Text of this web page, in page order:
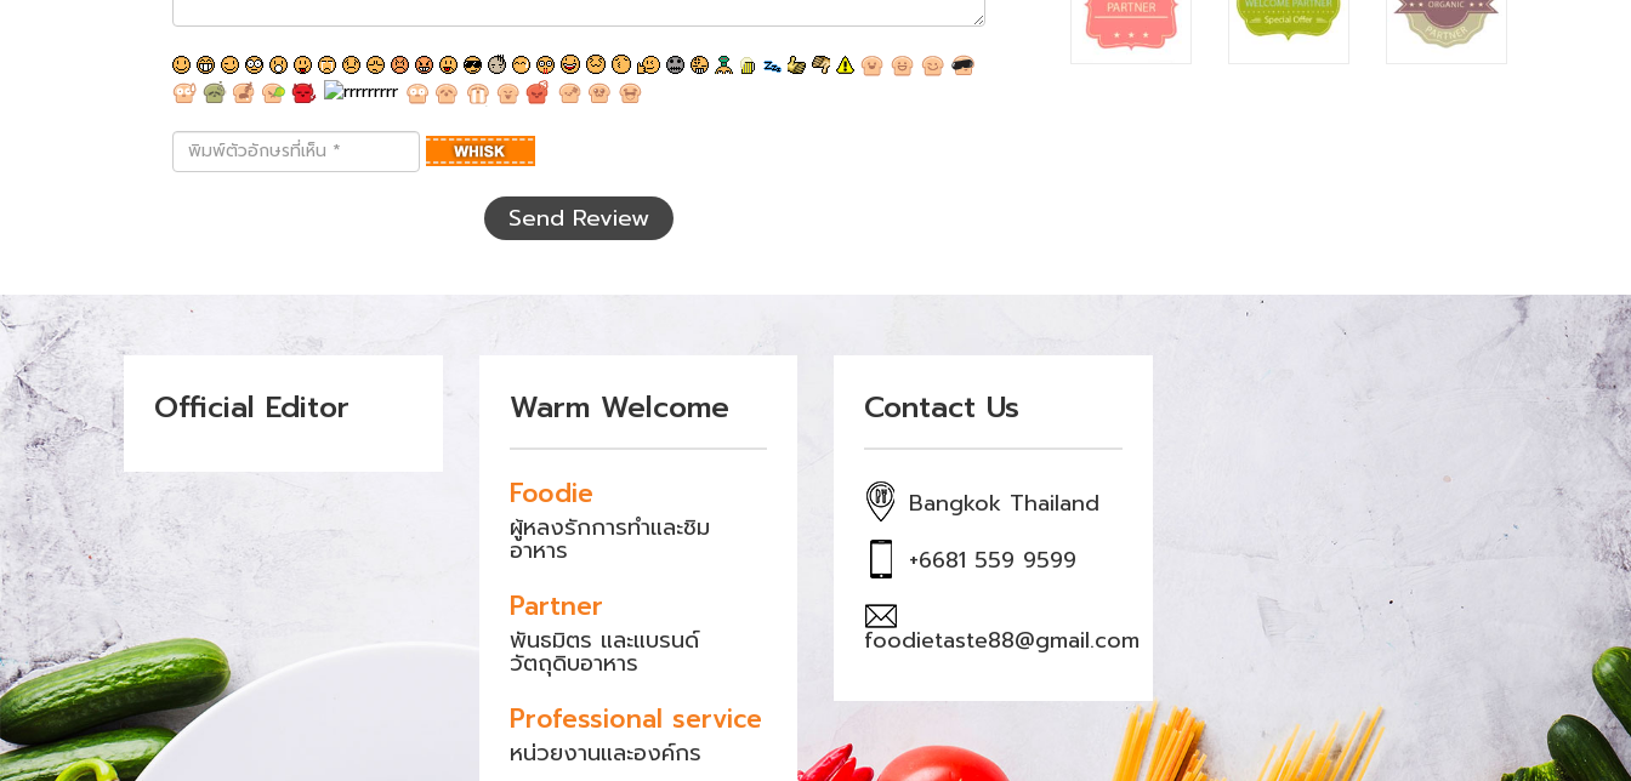
พิมพ์
ตัว
Send Review
Official Editor Warm Welcome
Foodie
ผู้หลงรักการทำและชิม
อาหาร
Partner
พันธมิตร และแบรนด์
วัตถุดิบอาหาร
Professional service
หน่วยงานและองค์กร
Contact Us
Bangkok Thailand
+6681 559 9599
foodietaste88@gmail.com